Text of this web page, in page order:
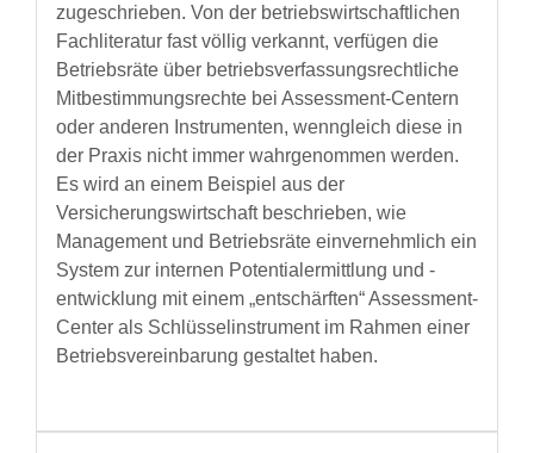
zugeschrieben. Von der betriebswirtschaftlichen
Fachliteratur fast völlig verkannt, verfügen die
Betriebsräte über betriebsverfassungsrechtliche
Mitbestimmungsrechte bei Assessment-Centern
oder anderen Instrumenten, wenngleich diese in
der Praxis nicht immer wahrgenommen werden.
Es wird an einem Beispiel aus der
Versicherungswirtschaft beschrieben, wie
Management und Betriebsräte einvernehmlich ein
System zur internen Potentialermittlung und -
entwicklung mit einem „entschärften“ Assessment-
Center als Schlüsselinstrument im Rahmen einer
Betriebsvereinbarung gestaltet haben.